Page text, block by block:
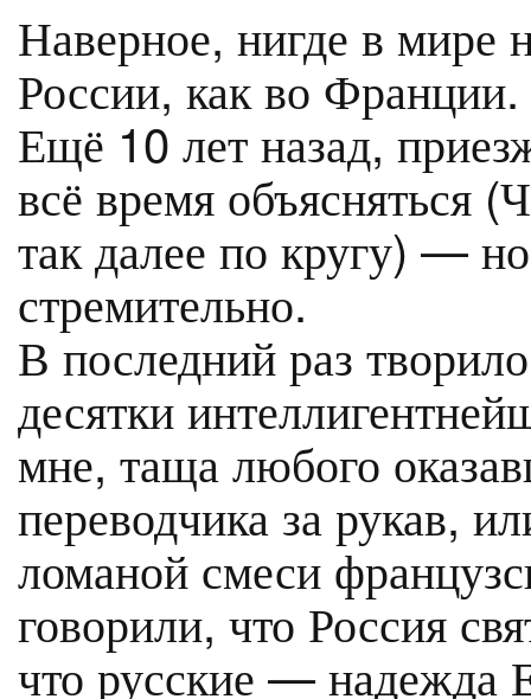
Наверное, нигде в мире
России, как во Франции.
Ещё 10 лет назад,
всё время объясняться
так далее по кругу) —
стремительно.
В последний раз
десятки
мне, таща любого
переводчика за рукав,
ломаной смеси
говорили, что Россия
что русские — надежда